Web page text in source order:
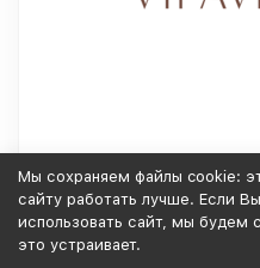
Мы сохраняем файлы cookie:
сайту работать лучше. Если
использовать сайт, мы будем
это устраивает.